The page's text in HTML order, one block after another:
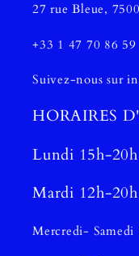
27 rue Bleue,
+33 1 47 70 86 59
Suivez-nous sur
HORAIRES
Lundi 15h-20h
Mardi 12h-20h
Mercredi- Samedi